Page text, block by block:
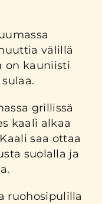
välillä
on kauniisti
grillissä
kaali alkaa
saa ottaa
suolalla ja
ruohosipulilla